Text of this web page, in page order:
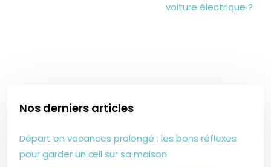
voiture électrique ?
Nos derniers articles
Départ en vacances prolongé : les bons réflexes
pour garder un œil sur sa maison